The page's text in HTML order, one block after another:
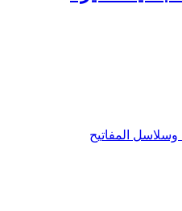
المفاتيح